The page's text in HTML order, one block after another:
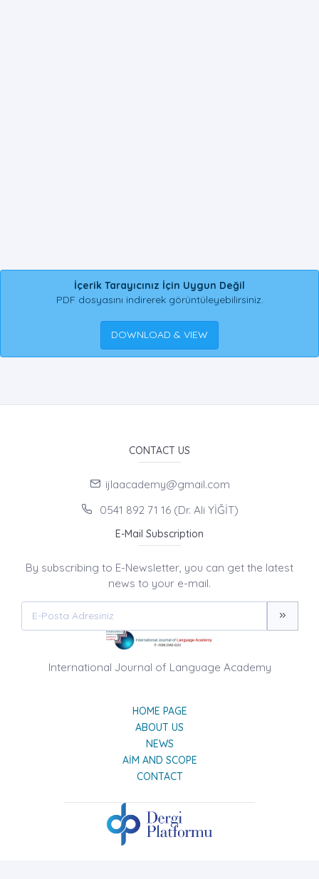
İçerik Tarayıcınız İçin Uygun Değil
PDF dosyasını indirerek görüntüleyebilirsiniz.
DOWNLOAD & VIEW
CONTACT US
ijlaacademy@gmail.com
0541 892 71 16 (Dr. Ali YİĞİT)
E-Mail Subscription
By subscribing to E-Newsletter, you can get the latest
news to your e-mail.
International Journal of Language Academy
HOME PAGE
ABOUT US
NEWS
AIM AND SCOPE
CONTACT